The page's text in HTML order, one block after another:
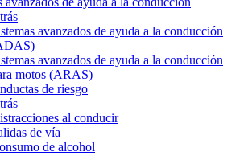
avanzados de ayuda a la conducción
avanzados de ayuda a la conducción
motos (ARAS)
de riesgo
al conducir
de vía
de alcohol